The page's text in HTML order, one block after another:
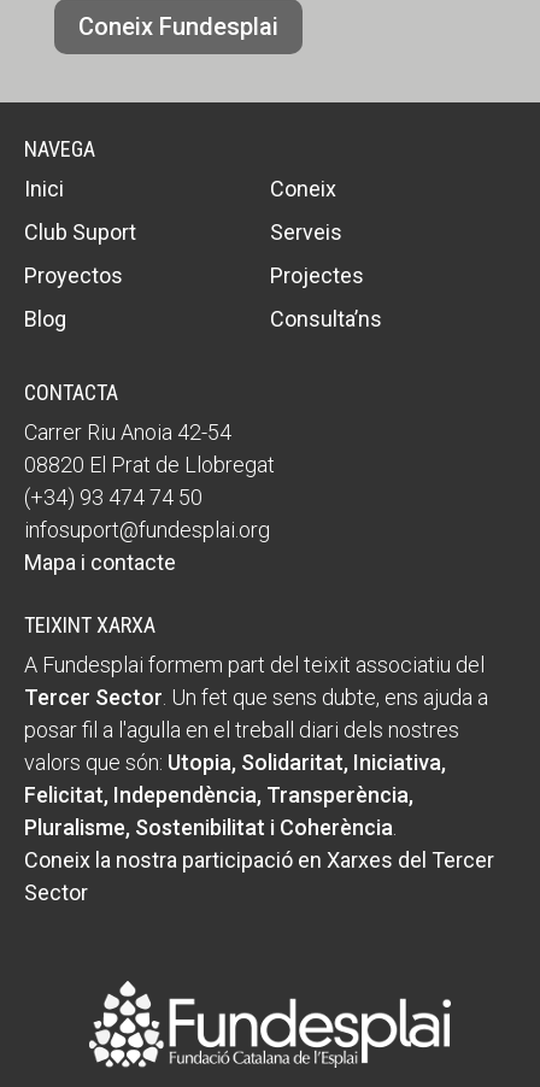
Coneix Fundesplai
NAVEGA
Inici
Coneix
Club Suport
Serveis
Proyectos
Projectes
Blog
Consulta’ns
CONTACTA
Carrer Riu Anoia 42-54
08820 El Prat de Llobregat
(+34) 93 474 74 50
infosuport@fundesplai.org
Mapa i contacte
TEIXINT XARXA
A Fundesplai formem part del teixit associatiu del
Tercer Sector . Un fet que sens dubte, ens ajuda a
posar fil a l'agulla en el treball diari dels nostres
valors que són: Utopia, Solidaritat, Iniciativa,
Felicitat, Independència, Transperència,
Pluralisme, Sostenibilitat i Coherència
Coneix la nostra participació en Xarxes del Tercer
Sector